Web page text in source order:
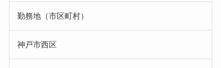
勤務地（市区町村）
神戸市西区